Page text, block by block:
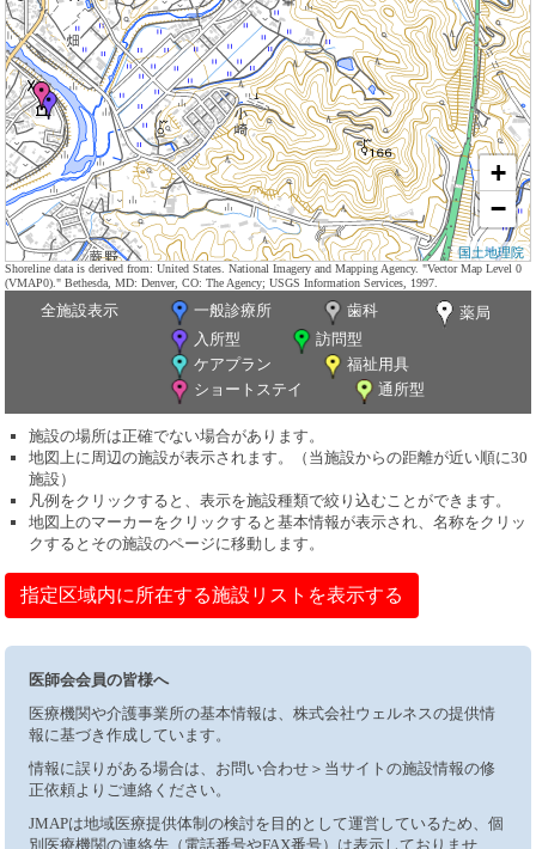
+
−
国土地理院
Shoreline data is derived from: United States. National Imagery and Mapping Agency. "Vector Map Level 0
(VMAP0)." Bethesda, MD: Denver, CO: The Agency; USGS Information Services, 1997.
全施設表示 一般診療所 歯科
薬局
入所型
訪問型
ケアプラン
福祉用具
ショートステイ
通所型
施設の場所は正確でない場合があります。
地図上に周辺の施設が表示されます。（当施設からの距離が近い順に30
施設）
凡例をクリックすると、表示を施設種類で絞り込むことができます。
地図上のマーカーをクリックすると基本情報が表示され、名称をクリッ
クするとその施設のページに移動します。
指定区域内に所在する施設リストを表示する
医師会会員の皆様へ
医療機関や介護事業所の基本情報は、株式会社ウェルネスの提供情
報に基づき作成しています。
情報に誤りがある場合は、お問い合わせ＞当サイトの施設情報の修
正依頼よりご連絡ください。
JMAPは地域医療提供体制の検討を目的として運営しているため、個
別医療機関の連絡先（電話番号やFAX番号）は表示しておりませ